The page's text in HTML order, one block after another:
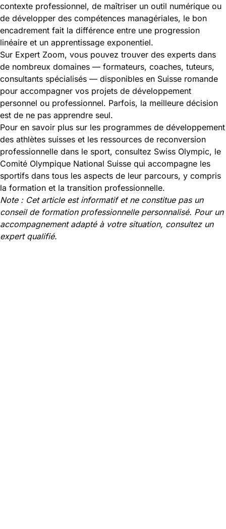
contexte professionnel, de maîtriser un outil numérique ou
de développer des compétences managériales, le bon
encadrement fait la différence entre une progression
linéaire et un apprentissage exponentiel.
Sur Expert Zoom, vous pouvez trouver des experts dans
de nombreux domaines — formateurs, coaches, tuteurs,
consultants spécialisés — disponibles en Suisse romande
pour accompagner vos projets de développement
personnel ou professionnel. Parfois, la meilleure décision
est de ne pas apprendre seul.
Pour en savoir plus sur les programmes de développement
des athlètes suisses et les ressources de reconversion
professionnelle dans le sport, consultez Swiss Olympic, le
Comité Olympique National Suisse qui accompagne les
sportifs dans tous les aspects de leur parcours, y compris
la formation et la transition professionnelle.
Note : Cet article est informatif et ne constitue pas un
conseil de formation professionnelle personnalisé. Pour un
accompagnement adapté à votre situation, consultez un
expert qualifié.